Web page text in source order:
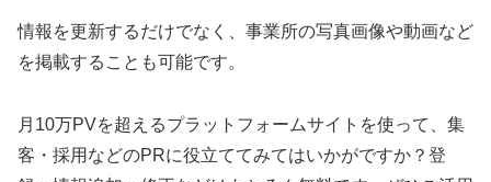
情報を更新するだけでなく、事業所の写真画像や動画など
を掲載することも可能です。
月10万PVを超えるプラットフォームサイトを使って、集
客・採用などのPRに役立ててみてはいかがですか？登